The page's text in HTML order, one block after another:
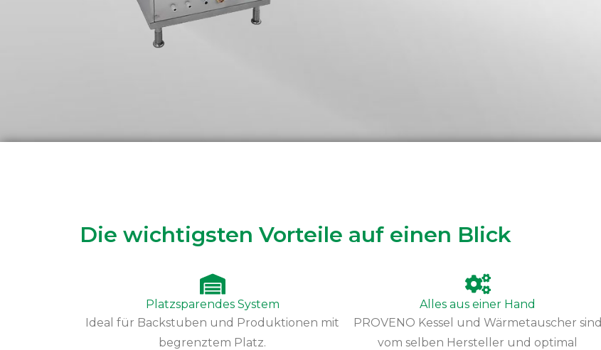
Die wichtigsten Vorteile auf einen Blick
Platzsparendes System
Ideal für Backstuben und Produktionen mit
begrenztem Platz.
Alles aus einer Hand
PROVENO Kessel und Wärmetauscher sind
vom selben Hersteller und optimal